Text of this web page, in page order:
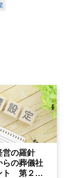
営の羅針
らの葬儀社
ト 第２７